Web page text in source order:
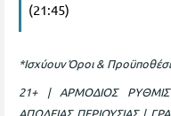
(21:45)
*Ισχύουν Όροι &
21+ | ΑΡΜΟΔΙΟΣ
ΑΠΩΛΕΙΑΣ ΠΕΡΙΟΥΣΙΑΣ |